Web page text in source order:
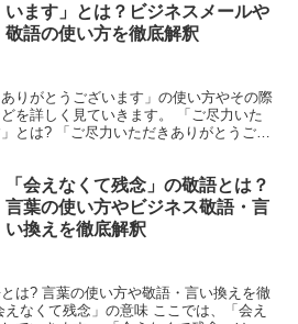
います」とは？ビジネスメールや
敬語の使い方を徹底解釈
りがとうございます」の使い方やその際
を詳しく見ていきます。 「ご尽力いた
とは? 「ご尽力いただきありがとうござ
「会えなくて残念」の敬語とは？
言葉の使い方やビジネス敬語・言
い換えを徹底解釈
は? 言葉の使い方や敬語・言い換えを徹
なくて残念」の意味 ここでは、「会え